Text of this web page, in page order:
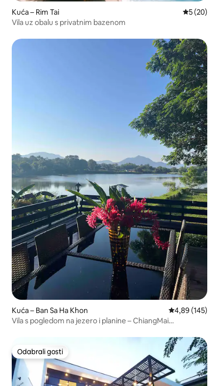
Kuća – Rim Tai Prosječna
5 (20)
Vila uz obalu s privatnim bazenom
Kuća – Ban Sa Ha Khon Prosječna
4,89 (145)
Vila s pogledom na jezero i planine – ChiangMai
Odabrali gosti
Odabrali gosti